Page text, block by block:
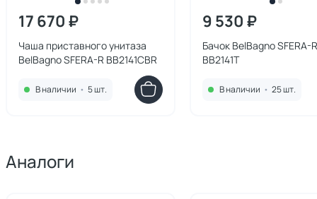
17 670 ₽
Чаша приставного унитаза
BelBagno SFERA-R BB2141CBR
В наличии • 5 шт.
9 530 ₽
Бачок BelBagno SFERA-R
BB2141T
В наличии • 25 шт.
Аналоги